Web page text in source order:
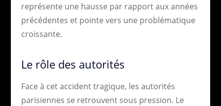
représente une hausse par rapport aux années
précédentes et pointe vers une problématique
croissante.
Le rôle des autorités
Face à cet accident tragique, les autorités
parisiennes se retrouvent sous pression. Le